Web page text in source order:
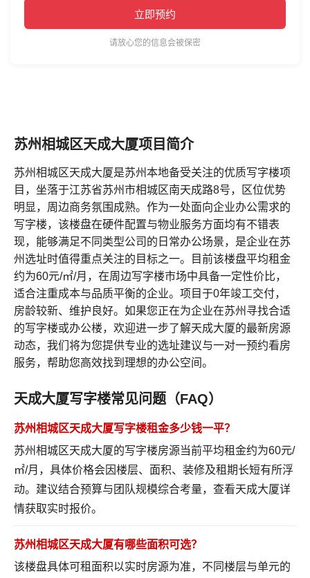
立即预约
请放心您的信息会被保密
苏州相城区天成大厦项目简介
苏州相城区天成大厦是苏州本地备受关注的优质写字楼项
目，坐落于江苏省苏州市相城区南天成路8号，区位优势
明显，周边商务氛围成熟。作为一处面向企业办公需求的
写字楼，该楼盘在硬件配置与物业服务方面均有不错表
现，能够满足不同类型公司的日常办公场景，是企业在苏
州选址时值得重点关注的目标之一。目前该楼盘平均租金
约为60元/㎡/月，在周边写字楼市场中具备一定性价比，
适合注重成本与品质平衡的企业。项目于0年竣工交付，
房龄较新、维护良好。如果您正在为企业在苏州寻找合适
的写字楼或办公楼，欢迎进一步了解天成大厦的最新房源
动态，我们将为您提供专业的选址建议与一对一预约看房
服务，帮助您高效找到理想的办公空间。
天成大厦写字楼常见问题（FAQ）
苏州相城区天成大厦写字楼租金多少钱一平？
苏州相城区天成大厦的写字楼房源当前平均租金约为60元/
㎡/月，具体价格会因楼层、面积、装修及租期长短有所浮
动。建议结合预算与团队规模综合考量， 查看天成大厦详
情获取实时报价。
苏州相城区天成大厦有哪些面积可选？
该楼盘具体可租面积以实时房源为准，不同楼层与单元的